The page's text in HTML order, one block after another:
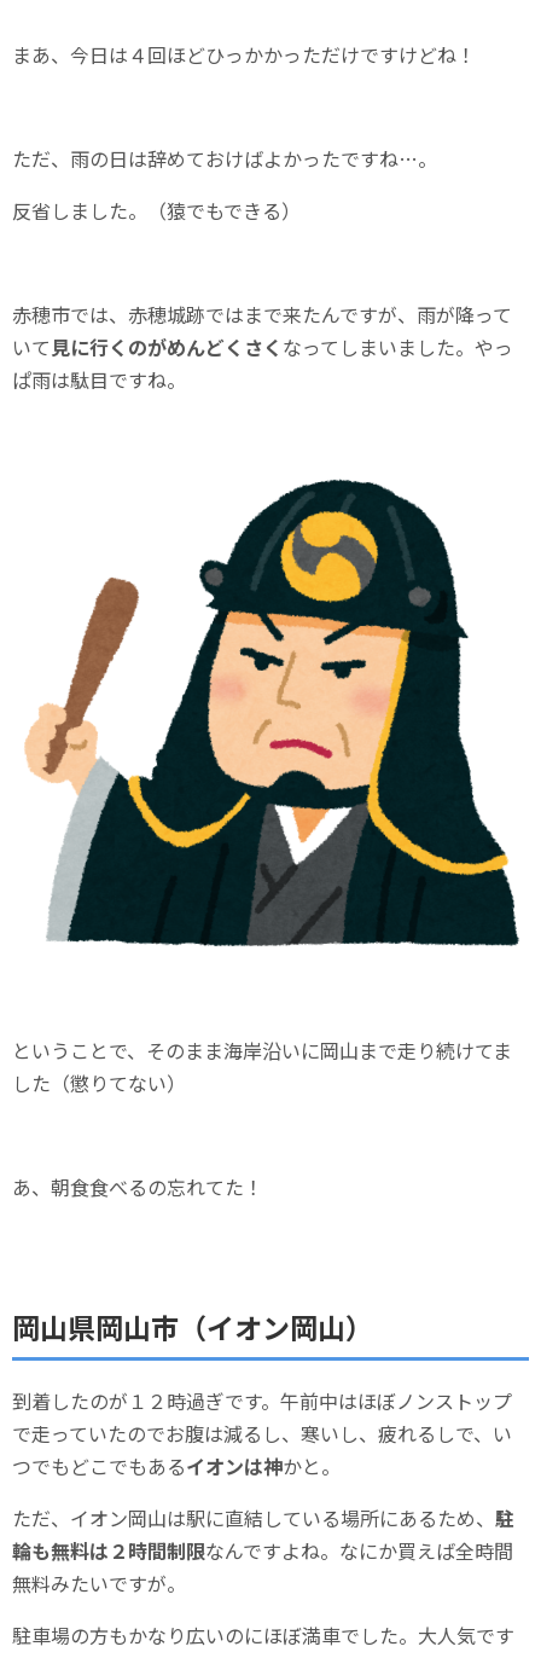
まあ、今日は４回ほどひっかかっただけですけどね！
ただ、雨の日は辞めておけばよかったですね…。
反省しました。（猿でもできる）
赤穂市では、赤穂城跡ではまで来たんですが、雨が降って
いて見に行くのがめんどくさく なってしまいました。やっ
ぱ雨は駄目ですね。
ということで、そのまま海岸沿いに岡山まで走り続けてま
した（懲りてない）
あ、朝食食べるの忘れてた！
岡山県岡山市（イオン岡山）
到着したのが１２時過ぎです。午前中はほぼノンストップ
で走っていたのでお腹は減るし、寒いし、疲れるしで、い
つでもどこでもあるイオンは神かと。
ただ、イオン岡山は駅に直結している場所にあるため、 駐
輪も無料は２時間制限なんですよね。なにか買えば全時間
無料みたいですが。
駐車場の方もかなり広いのにほぼ満車でした。大人気です